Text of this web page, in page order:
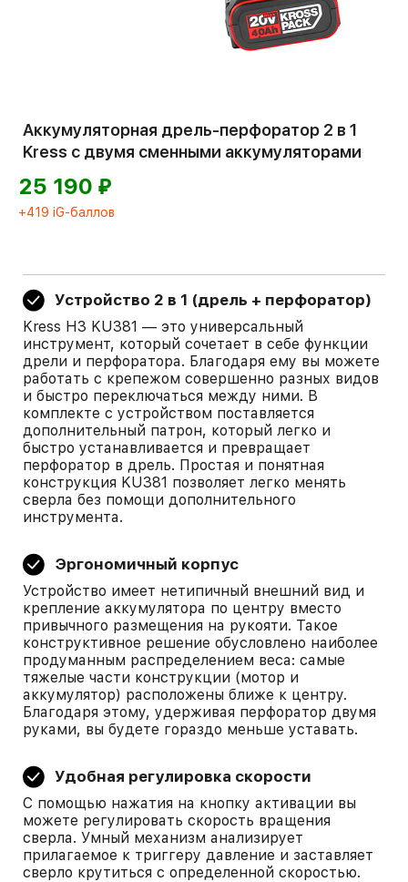
Аккумуляторная дрель-перфоратор 2 в 1
Kress с двумя сменными аккумуляторами
25 190 ⃏
+419 iG-баллов
Устройство 2 в 1 (дрель + перфоратор)
Kress H3 KU381 — это универсальный
инструмент, который сочетает в себе функции
дрели и перфоратора. Благодаря ему вы можете
работать с крепежом совершенно разных видов
и быстро переключаться между ними. В
комплекте с устройством поставляется
дополнительный патрон, который легко и
быстро устанавливается и превращает
перфоратор в дрель. Простая и понятная
конструкция KU381 позволяет легко менять
сверла без помощи дополнительного
инструмента.
Эргономичный корпус
Устройство имеет нетипичный внешний вид и
крепление аккумулятора по центру вместо
привычного размещения на рукояти. Такое
конструктивное решение обусловлено наиболее
продуманным распределением веса: самые
тяжелые части конструкции (мотор и
аккумулятор) расположены ближе к центру.
Благодаря этому, удерживая перфоратор двумя
руками, вы будете гораздо меньше уставать.
Удобная регулировка скорости
С помощью нажатия на кнопку активации вы
можете регулировать скорость вращения
сверла. Умный механизм анализирует
прилагаемое к триггеру давление и заставляет
сверло крутиться с определенной скоростью.